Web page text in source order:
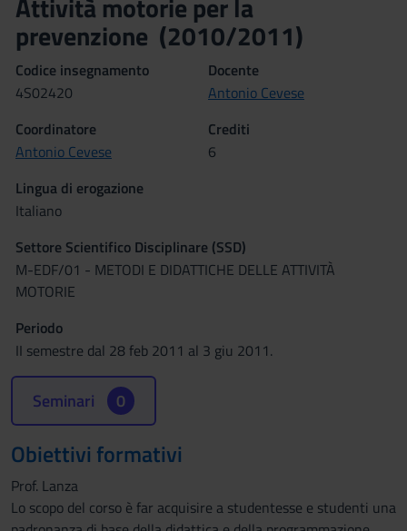
prevenzione (2010/2011)
Codice insegnamento
4S02420
Docente
Antonio Cevese
Coordinatore
Antonio Cevese
Crediti
6
Lingua di erogazione
Italiano
Settore Scientifico Disciplinare (SSD)
M-EDF/01 - METODI E DIDATTICHE DELLE ATTIVITÀ
MOTORIE
Periodo
II semestre dal 28 feb 2011 al 3 giu 2011.
Seminari 0
Obiettivi formativi
Prof. Lanza
Lo scopo del corso è far acquisire a studentesse e studenti una